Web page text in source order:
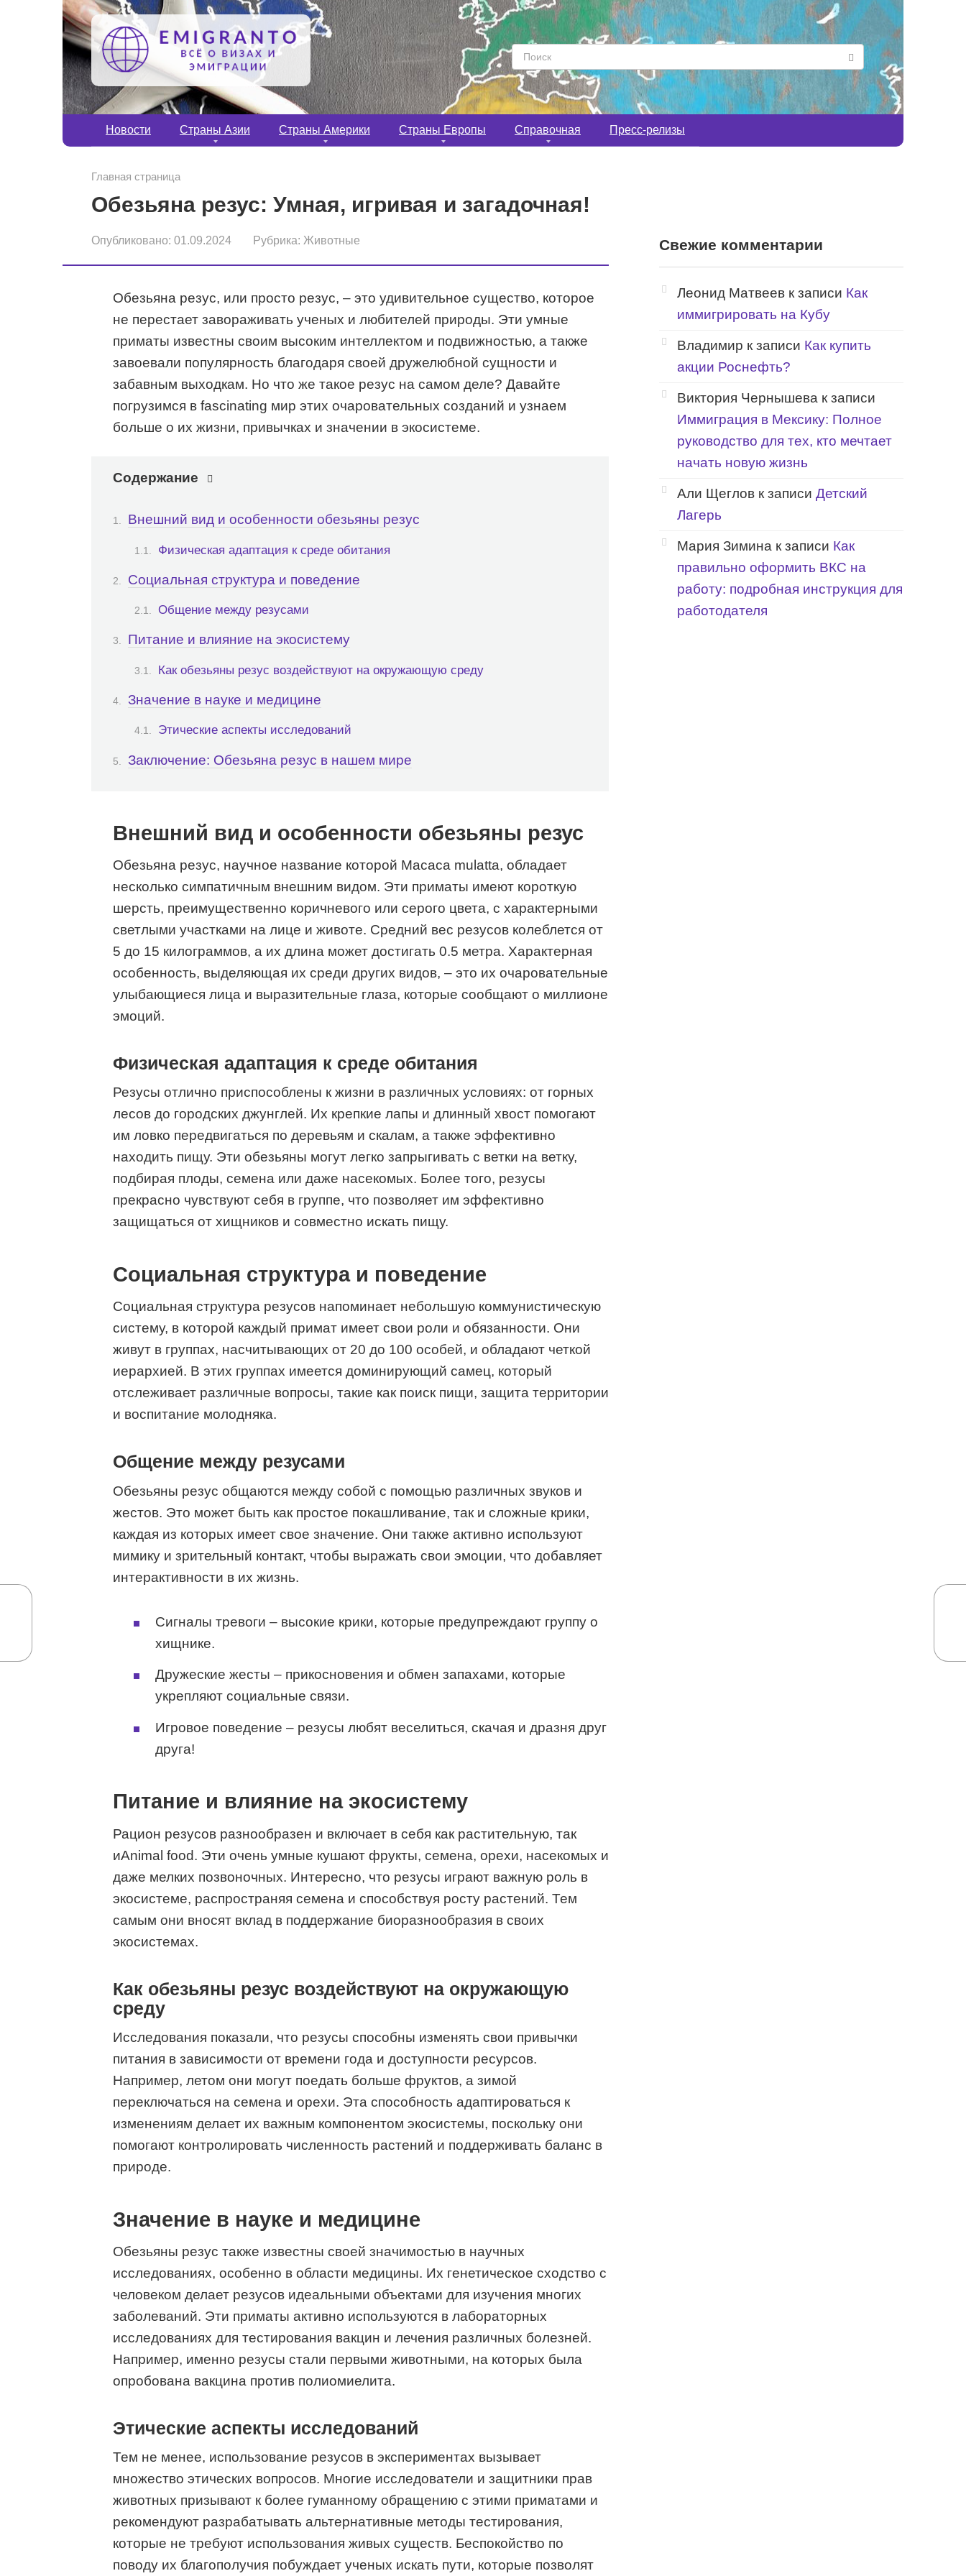
П
о
и
с
Новости Страны Азии Страны Америки Страны Европы Справочная Пресс-релизы
Главная страница
Обезьяна резус: Умная, игривая и загадочная!
Опубликовано: 01.09.2024 Рубрика: Животные
Обезьяна резус, или просто резус, – это удивительное существо, которое
не перестает завораживать ученых и любителей природы. Эти умные
приматы известны своим высоким интеллектом и подвижностью, а также
завоевали популярность благодаря своей дружелюбной сущности и
забавным выходкам. Но что же такое резус на самом деле? Давайте
погрузимся в fascinating мир этих очаровательных созданий и узнаем
больше о их жизни, привычках и значении в экосистеме.
Содержание
Внешний вид и особенности обезьяны резус
Физическая адаптация к среде обитания
Социальная структура и поведение
Общение между резусами
Питание и влияние на экосистему
Как обезьяны резус воздействуют на окружающую среду
Значение в науке и медицине
Этические аспекты исследований
Заключение: Обезьяна резус в нашем мире
Внешний вид и особенности обезьяны резус
Обезьяна резус, научное название которой Macaca mulatta, обладает
несколько симпатичным внешним видом. Эти приматы имеют короткую
шерсть, преимущественно коричневого или серого цвета, с характерными
светлыми участками на лице и животе. Средний вес резусов колеблется от
5 до 15 килограммов, а их длина может достигать 0.5 метра. Характерная
особенность, выделяющая их среди других видов, – это их очаровательные
улыбающиеся лица и выразительные глаза, которые сообщают о миллионе
эмоций.
Физическая адаптация к среде обитания
Резусы отлично приспособлены к жизни в различных условиях: от горных
лесов до городских джунглей. Их крепкие лапы и длинный хвост помогают
им ловко передвигаться по деревьям и скалам, а также эффективно
находить пищу. Эти обезьяны могут легко запрыгивать с ветки на ветку,
подбирая плоды, семена или даже насекомых. Более того, резусы
прекрасно чувствуют себя в группе, что позволяет им эффективно
защищаться от хищников и совместно искать пищу.
Социальная структура и поведение
Социальная структура резусов напоминает небольшую коммунистическую
систему, в которой каждый примат имеет свои роли и обязанности. Они
живут в группах, насчитывающих от 20 до 100 особей, и обладают четкой
иерархией. В этих группах имеется доминирующий самец, который
отслеживает различные вопросы, такие как поиск пищи, защита территории
и воспитание молодняка.
Общение между резусами
Обезьяны резус общаются между собой с помощью различных звуков и
жестов. Это может быть как простое покашливание, так и сложные крики,
каждая из которых имеет свое значение. Они также активно используют
мимику и зрительный контакт, чтобы выражать свои эмоции, что добавляет
интерактивности в их жизнь.
Сигналы тревоги – высокие крики, которые предупреждают группу о
хищнике.
Дружеские жесты – прикосновения и обмен запахами, которые
укрепляют социальные связи.
Игровое поведение – резусы любят веселиться, скачая и дразня друг
друга!
Питание и влияние на экосистему
Рацион резусов разнообразен и включает в себя как растительную, так
иAnimal food. Эти очень умные кушают фрукты, семена, орехи, насекомых и
даже мелких позвоночных. Интересно, что резусы играют важную роль в
экосистеме, распространяя семена и способствуя росту растений. Тем
самым они вносят вклад в поддержание биоразнообразия в своих
экосистемах.
Как обезьяны резус воздействуют на окружающую
среду
Исследования показали, что резусы способны изменять свои привычки
питания в зависимости от времени года и доступности ресурсов.
Например, летом они могут поедать больше фруктов, а зимой
переключаться на семена и орехи. Эта способность адаптироваться к
изменениям делает их важным компонентом экосистемы, поскольку они
помогают контролировать численность растений и поддерживать баланс в
природе.
Значение в науке и медицине
Обезьяны резус также известны своей значимостью в научных
исследованиях, особенно в области медицины. Их генетическое сходство с
человеком делает резусов идеальными объектами для изучения многих
заболеваний. Эти приматы активно используются в лабораторных
исследованиях для тестирования вакцин и лечения различных болезней.
Например, именно резусы стали первыми животными, на которых была
опробована вакцина против полиомиелита.
Этические аспекты исследований
Тем не менее, использование резусов в экспериментах вызывает
множество этических вопросов. Многие исследователи и защитники прав
животных призывают к более гуманному обращению с этими приматами и
рекомендуют разрабатывать альтернативные методы тестирования,
которые не требуют использования живых существ. Беспокойство по
поводу их благополучия побуждает ученых искать пути, которые позволят
Свежие комментарии
Леонид Матвеев к записи Как
иммигрировать на Кубу
Владимир к записи Как купить
акции Роснефть?
Виктория Чернышева к записи
Иммиграция в Мексику: Полное
руководство для тех, кто мечтает
начать новую жизнь
Али Щеглов к записи Детский
Лагерь
Мария Зимина к записи Как
правильно оформить ВКС на
работу: подробная инструкция для
работодателя